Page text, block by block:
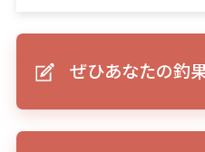
ぜひあなたの釣